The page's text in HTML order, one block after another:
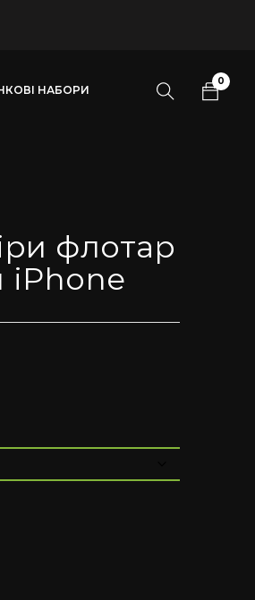
НАБОРИ
0
флотар
iPhone